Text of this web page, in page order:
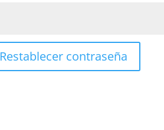
Restablecer contraseña